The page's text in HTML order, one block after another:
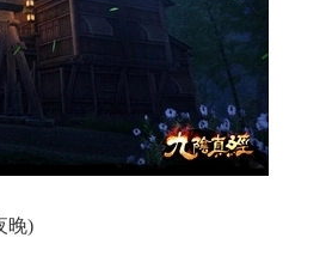
晚)